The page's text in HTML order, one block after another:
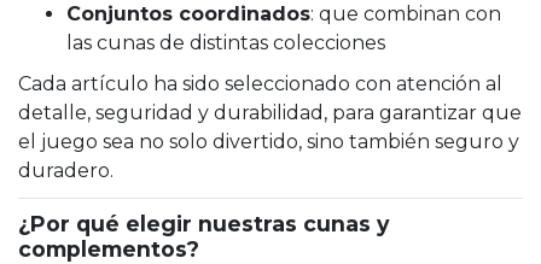
Conjuntos coordinados: que combinan con
las cunas de distintas colecciones
Cada artículo ha sido seleccionado con atención al
detalle, seguridad y durabilidad, para garantizar que
el juego sea no solo divertido, sino también seguro y
duradero.
¿Por qué elegir nuestras cunas y
complementos?